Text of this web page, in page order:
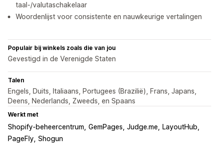
taal-/valutaschakelaar
Woordenlijst voor consistente en nauwkeurige vertalingen
Populair bij winkels zoals die van jou
Gevestigd in de Verenigde Staten
Talen
Engels, Duits, Italiaans, Portugees (Brazilië), Frans, Japans,
Deens, Nederlands, Zweeds, en Spaans
Werkt met
Shopify-beheercentrum GemPages Judge.me
LayoutHub
PageFly Shogun